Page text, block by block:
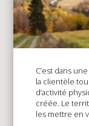
C’est dans
la clientèle
d’activité
créée. Le
les mettre en